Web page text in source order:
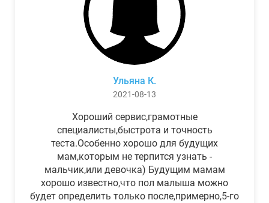
Ульяна К.
2021-08-13
Хороший сервис,грамотные
специалисты,быстрота и точность
теста.Особенно хорошо для будущих
мам,которым не терпится узнать -
мальчик,или девочка) Будущим мамам
хорошо известно,что пол малыша можно
будет определить только после,примерно,5-го